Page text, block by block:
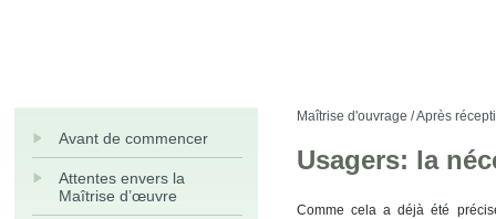
Avant de commencer
Attentes envers la
Maîtrise d’œuvre
Maîtrise d'ouvrage /Après
Usagers: la
Comme cela a déjà été